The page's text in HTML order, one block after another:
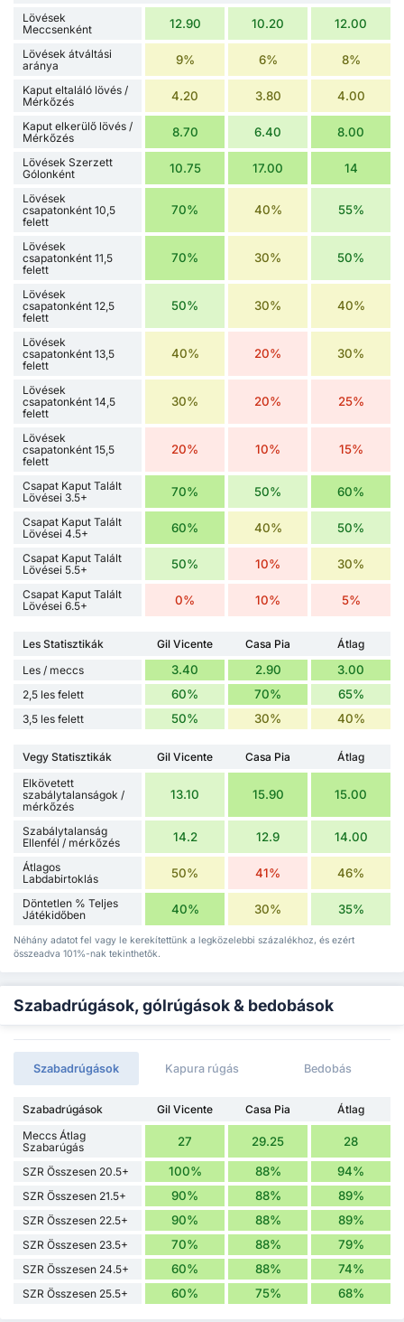
Lövések
Meccsenként
12.90 10.20 12.00
Lövések átváltási
aránya
9% 6% 8%
Kaput eltaláló lövés /
Mérkőzés
4.20 3.80 4.00
Kaput elkerülő lövés /
Mérkőzés
8.70 6.40 8.00
Lövések Szerzett
Gólonként
10.75 17.00 14
Lövések
csapatonként 10,5
felett
70% 40% 55%
Lövések
csapatonként 11,5
felett
70% 30% 50%
Lövések
csapatonként 12,5
felett
50% 30% 40%
Lövések
csapatonként 13,5
felett
40% 20% 30%
Lövések
csapatonként 14,5
felett
30% 20% 25%
Lövések
csapatonként 15,5
felett
20% 10% 15%
Csapat Kaput Talált
Lövései 3.5+
70% 50% 60%
Csapat Kaput Talált
Lövései 4.5+
60% 40% 50%
Csapat Kaput Talált
Lövései 5.5+
50% 10% 30%
Csapat Kaput Talált
Lövései 6.5+
0% 10% 5%
Les Statisztikák Gil Vicente Casa Pia
Átlag
Les / meccs
3.40 2.90 3.00
2,5 les felett 60% 70% 65%
3,5 les felett 50% 30% 40%
Vegy Statisztikák Gil Vicente Casa Pia
Átlag
Elkövetett
szabálytalanságok /
mérkőzés
13.10 15.90 15.00
Szabálytalanság
Ellenfél / mérkőzés
14.2 12.9 14.00
Átlagos
Labdabirtoklás
50% 41% 46%
Döntetlen % Teljes
Játékidőben
40% 30% 35%
Néhány adatot fel vagy le kerekítettünk a legközelebbi százalékhoz, és ezért
összeadva 101%-nak tekinthetők.
Szabadrúgások, gólrúgások & bedobások
Szabadrúgások Kapura rúgás Bedobás
Szabadrúgások Gil Vicente Casa Pia
Átlag
Meccs Átlag
Szabarúgás
27 29.25 28
SZR Összesen 20.5+ 100% 88% 94%
SZR Összesen 21.5+ 90% 88% 89%
SZR Összesen 22.5+ 90% 88% 89%
SZR Összesen 23.5+ 70% 88% 79%
SZR Összesen 24.5+ 60% 88% 74%
SZR Összesen 25.5+ 60% 75% 68%